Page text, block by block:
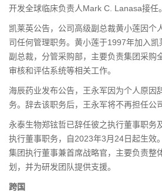
开发全球临床负责人Mark C. Lanasa接任。
凯莱英公告，公司高级副总裁黄小莲因个
司任何管理职务。黄小莲于1997年加入
副总裁，分管采购部，主要负责集团采购
审核和评估系统等相关工作。
海辰药业发布公告，王永军因为个人原因
务。辞去该职务后，王永军将不再担任公
永泰生物郑铉哲已辞任彼之执行董事职务
执行董事职务，自2023年3月24日起生效
集团执行董事兼首席战略官，主要负责整
划，并为研发团队提供支援。
跨国